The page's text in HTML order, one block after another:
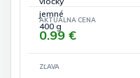
AKTUÁLNA CENA
0.99 €
ZĽAVA